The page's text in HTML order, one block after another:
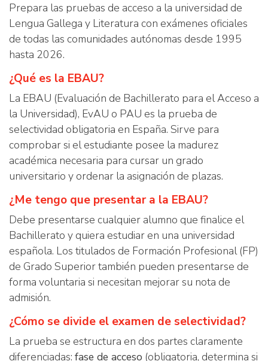
Prepara las pruebas de acceso a la universidad de
Lengua Gallega y Literatura con exámenes oficiales
de todas las comunidades autónomas desde 1995
hasta 2026.
¿Qué es la EBAU?
La EBAU (Evaluación de Bachillerato para el Acceso a
la Universidad), EvAU o PAU es la prueba de
selectividad obligatoria en España. Sirve para
comprobar si el estudiante posee la madurez
académica necesaria para cursar un grado
universitario y ordenar la asignación de plazas.
¿Me tengo que presentar a la EBAU?
Debe presentarse cualquier alumno que finalice el
Bachillerato y quiera estudiar en una universidad
española. Los titulados de Formación Profesional (FP)
de Grado Superior también pueden presentarse de
forma voluntaria si necesitan mejorar su nota de
admisión.
¿Cómo se divide el examen de selectividad?
La prueba se estructura en dos partes claramente
diferenciadas: fase de acceso (obligatoria, determina si